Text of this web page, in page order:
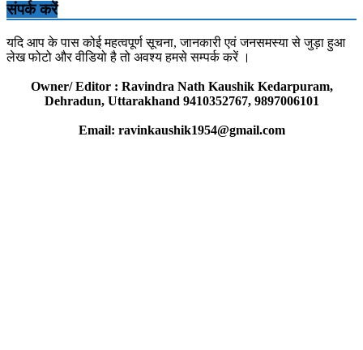
संपर्क करें
यदि आप के पास कोई महत्वपूर्ण सूचना, जानकारी एवं जनसमस्या से जुड़ा हुआ
लेख फोटो और वीडियो है तो अवश्य हमसे सम्पर्क करें ।
Owner/ Editor : Ravindra Nath Kaushik Kedarpuram,
Dehradun, Uttarakhand 9410352767, 9897006101
Email: ravinkaushik1954@gmail.com